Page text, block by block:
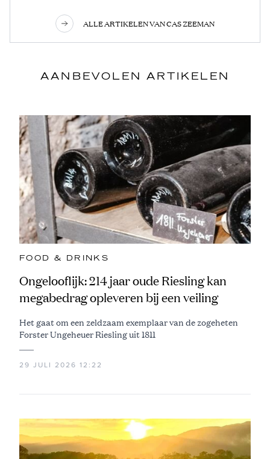
ALLE ARTIKELEN VAN CAS ZEEMAN
AANBEVOLEN ARTIKELEN
FOOD & DRINKS
Ongelooflijk: 214 jaar oude Riesling kan
megabedrag opleveren bij een veiling
Het gaat om een zeldzaam exemplaar van de zogeheten
Forster Ungeheuer Riesling uit 1811
29 JULI 2026 12:22